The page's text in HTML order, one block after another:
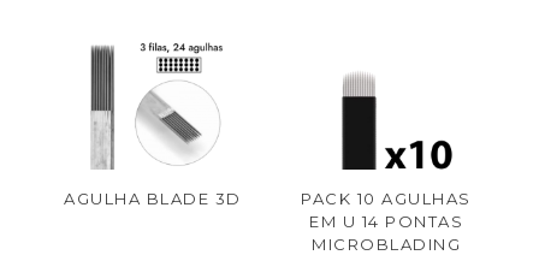
AGULHA BLADE 3D
PACK 10 AGULHAS
EM U 14 PONTAS
MICROBLADING